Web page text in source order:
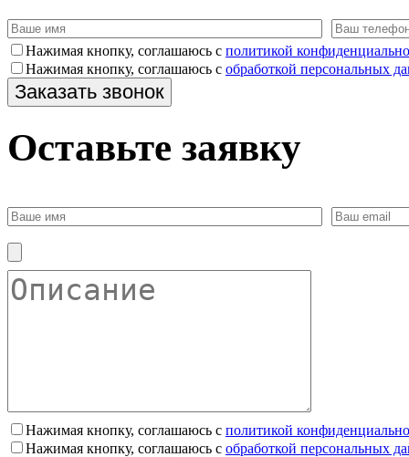
Нажимая кнопку, соглашаюсь с политикой
Нажимая кнопку, соглашаюсь с обработкой персональных
Оставьте заявку
Нажимая кнопку, соглашаюсь с политикой
Нажимая кнопку, соглашаюсь с обработкой персональных